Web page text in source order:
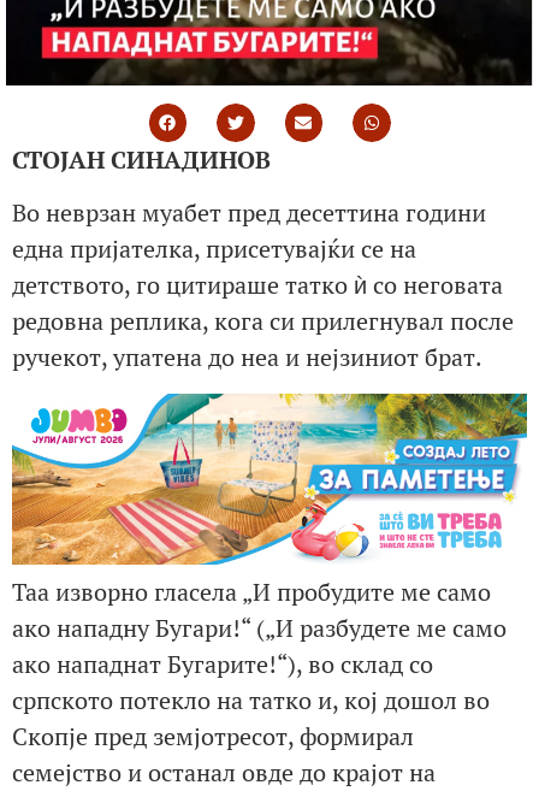
СТОЈАН СИНАДИНОВ
Во неврзан муабет пред десеттина години
една пријателка, присетувајќи се на
детството, го цитираше татко ѝ со неговата
редовна реплика, кога си прилегнувал после
ручекот, упатена до неа и нејзиниот брат.
Таа изворно гласела „И пробудите ме само
ако нападну Бугари!“ („И разбудете ме само
ако нападнат Бугарите!“), во склад со
српското потекло на татко и, кој дошол во
Скопје пред земјотресот, формирал
семејство и останал овде до крајот на